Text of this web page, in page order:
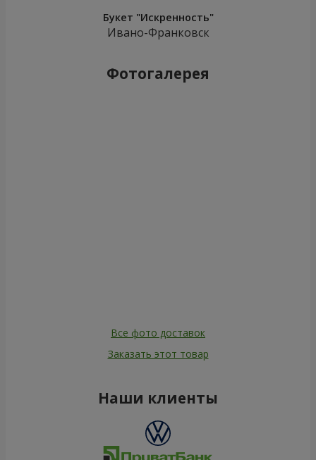
Букет "Искренность"
Ивано-Франковск
Фотогалерея
Наши клиенты